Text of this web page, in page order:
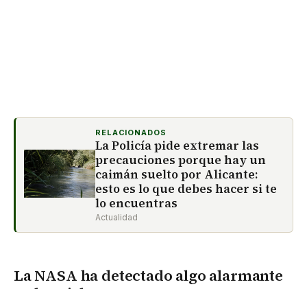
RELACIONADOS
La Policía pide extremar las
precauciones porque hay un
caimán suelto por Alicante:
esto es lo que debes hacer si te
lo encuentras
Actualidad
La NASA ha detectado algo alarmante